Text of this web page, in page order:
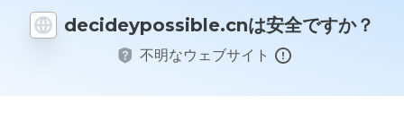
decideypossible.cnは安全ですか？
不明なウェブサイト
5の
で、